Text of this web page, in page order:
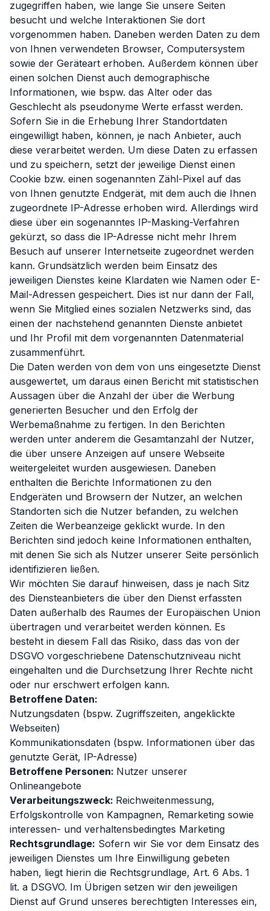
zugegriffen haben, wie lange Sie unsere Seiten
besucht und welche Interaktionen Sie dort
vorgenommen haben. Daneben werden Daten zu dem
von Ihnen verwendeten Browser, Computersystem
sowie der Geräteart erhoben. Außerdem können über
einen solchen Dienst auch demographische
Informationen, wie bspw. das Alter oder das
Geschlecht als pseudonyme Werte erfasst werden.
Sofern Sie in die Erhebung Ihrer Standortdaten
eingewilligt haben, können, je nach Anbieter, auch
diese verarbeitet werden. Um diese Daten zu erfassen
und zu speichern, setzt der jeweilige Dienst einen
Cookie bzw. einen sogenannten Zähl-Pixel auf das
von Ihnen genutzte Endgerät, mit dem auch die Ihnen
zugeordnete IP-Adresse erhoben wird. Allerdings wird
diese über ein sogenanntes IP-Masking-Verfahren
gekürzt, so dass die IP-Adresse nicht mehr Ihrem
Besuch auf unserer Internetseite zugeordnet werden
kann. Grundsätzlich werden beim Einsatz des
jeweiligen Dienstes keine Klardaten wie Namen oder E-
Mail-Adressen gespeichert. Dies ist nur dann der Fall,
wenn Sie Mitglied eines sozialen Netzwerks sind, das
einen der nachstehend genannten Dienste anbietet
und Ihr Profil mit dem vorgenannten Datenmaterial
zusammenführt.
Die Daten werden von dem von uns eingesetzte Dienst
ausgewertet, um daraus einen Bericht mit statistischen
Aussagen über die Anzahl der über die Werbung
generierten Besucher und den Erfolg der
Werbemaßnahme zu fertigen. In den Berichten
werden unter anderem die Gesamtanzahl der Nutzer,
die über unsere Anzeigen auf unsere Webseite
weitergeleitet wurden ausgewiesen. Daneben
enthalten die Berichte Informationen zu den
Endgeräten und Browsern der Nutzer, an welchen
Standorten sich die Nutzer befanden, zu welchen
Zeiten die Werbeanzeige geklickt wurde. In den
Berichten sind jedoch keine Informationen enthalten,
mit denen Sie sich als Nutzer unserer Seite persönlich
identifizieren ließen.
Wir möchten Sie darauf hinweisen, dass je nach Sitz
des Diensteanbieters die über den Dienst erfassten
Daten außerhalb des Raumes der Europäischen Union
übertragen und verarbeitet werden können. Es
besteht in diesem Fall das Risiko, dass das von der
DSGVO vorgeschriebene Datenschutzniveau nicht
eingehalten und die Durchsetzung Ihrer Rechte nicht
oder nur erschwert erfolgen kann.
Betroffene Daten:
Nutzungsdaten (bspw. Zugriffszeiten, angeklickte
Webseiten)
Kommunikationsdaten (bspw. Informationen über das
genutzte Gerät, IP-Adresse)
Betroffene Personen: Nutzer unserer
Onlineangebote
Verarbeitungszweck: Reichweitenmessung,
Erfolgskontrolle von Kampagnen, Remarketing sowie
interessen- und verhaltensbedingtes Marketing
Rechtsgrundlage: Sofern wir Sie vor dem Einsatz des
jeweiligen Dienstes um Ihre Einwilligung gebeten
haben, liegt hierin die Rechtsgrundlage, Art. 6 Abs. 1
lit. a DSGVO. Im Übrigen setzen wir den jeweiligen
Dienst auf Grund unseres berechtigten Interesses ein,